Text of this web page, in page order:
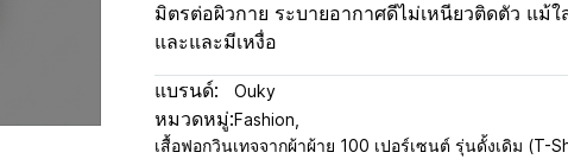
มิตรต่อผิวกาย ระบายอากาศดีไม่เหนียวติดตัว แม้
และและมีเหงื่อ
แบรนด์: Ouky
หมวดหมู่:Fashion
เสื้อฟอกวินเทจจากผ้าผ้าย 100 เปอร์เซนต์ รุ่นดั้งเดิม (T-